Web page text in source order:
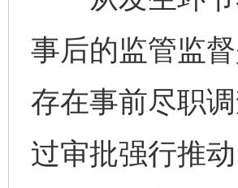
事后的监管监
存在事前尽职
过审批强行推